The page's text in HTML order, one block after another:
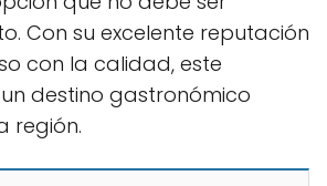
Con su excelente reputación
con la calidad, este
destino gastronómico
región.